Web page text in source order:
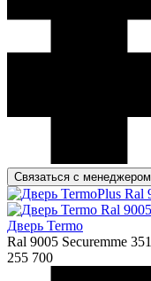
Связаться с менеджером
Дверь Termo
Ral 9005 Securemme 351
255 700